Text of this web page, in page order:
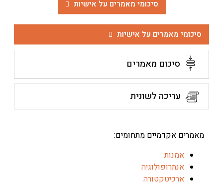
מאמרים על אישיות
סיכום מאמרים
עריכה לשונית
אקדמיים מתחומים:
סיכומי מאמרים על אישיות